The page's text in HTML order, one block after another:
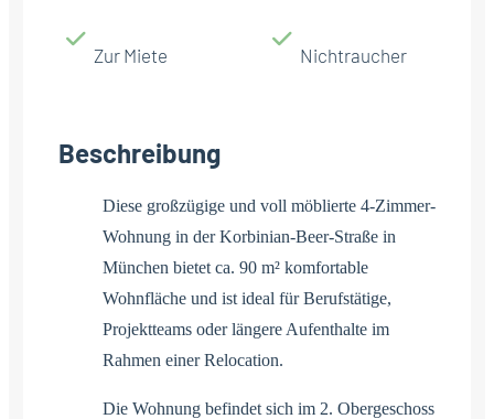
Zur Miete Nichtraucher
Beschreibung
Diese großzügige und voll möblierte 4-Zimmer-
Wohnung in der Korbinian-Beer-Straße in
München bietet ca. 90 m² komfortable
Wohnfläche und ist ideal für Berufstätige,
Projektteams oder längere Aufenthalte im
Rahmen einer Relocation.
Die Wohnung befindet sich im 2. Obergeschoss